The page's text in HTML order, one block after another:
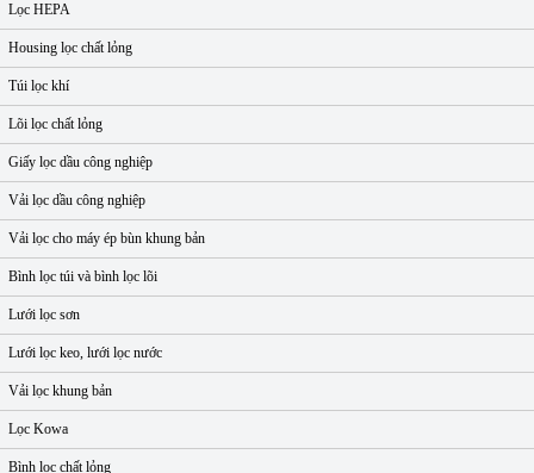
Lọc HEPA
Housing lọc chất lỏng
Túi lọc khí
Lõi lọc chất lỏng
Giấy lọc dầu công nghiệp
Vải lọc dầu công nghiệp
Vải lọc cho máy ép bùn khung bản
Bình lọc túi và bình lọc lõi
Lưới lọc sơn
Lưới lọc keo, lưới lọc nước
Vải lọc khung bản
Lọc Kowa
Bình lọc chất lỏng